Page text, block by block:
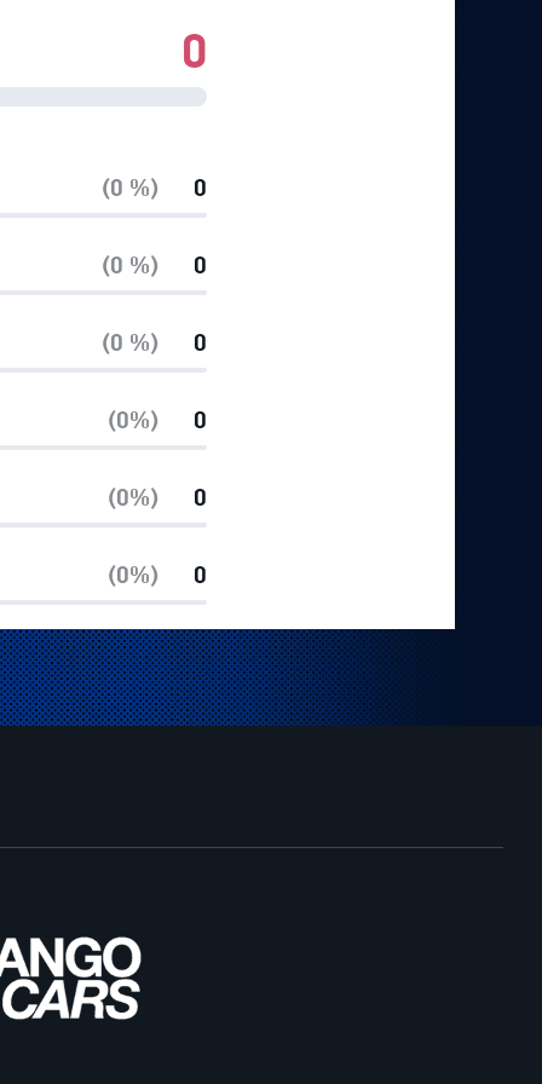
0
(0 %)
0
(0 %)
0
(0 %)
0
(0%)
0
(0%)
0
(0%)
0